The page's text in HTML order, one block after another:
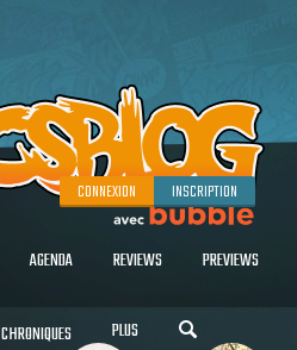
CONNEXION INSCRIPTION
AGENDA REVIEWS PREVIEWS
CHRONIQUES PLUS